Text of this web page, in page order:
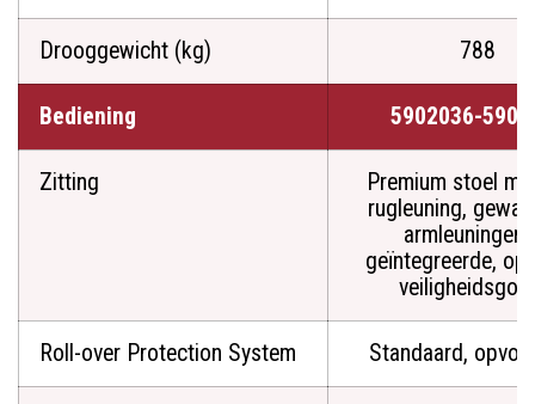
Drooggewicht (kg) 788
Bediening 5902036-
Zitting
Premium stoel
rugleuning,
armleuningen
geïntegreerde,
Roll-over Protection System Standaard,